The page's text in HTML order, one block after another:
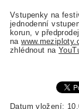
Vstupenky na
jednodenní
korun, v
na
zhlédnout na
Datum vložení: